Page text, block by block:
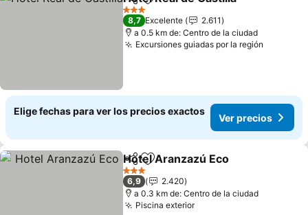
CompartirAgregar a favoritos
3 Estrellas
8,7 Excelente
2.611
a 0.5 km de: Centro de la ciudad
Excursiones guiadas por la región
Elige fechas para ver los precios exactos
Ver precios
CompartirAgregar a favoritos
Hotel Aranzazú Eco
3 Estrellas
6,9
2.420
a 0.3 km de: Centro de la ciudad
Piscina exteriorVer precios